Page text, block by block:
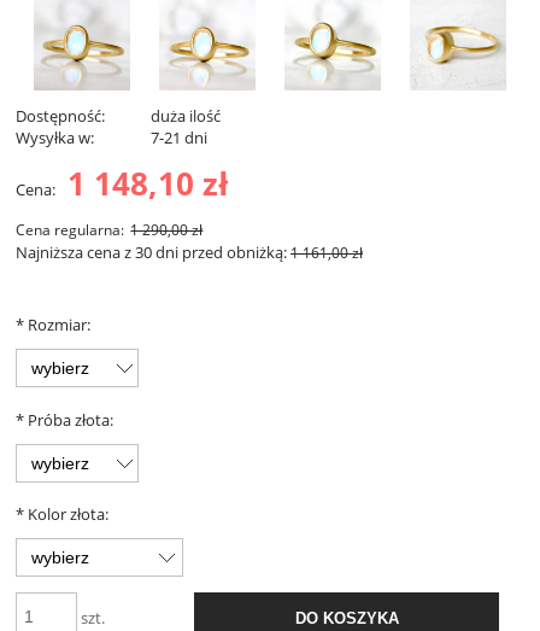
Dostępność:
duża ilość
Wysyłka w:
7-21 dni
Cena: 1 148,10 zł
Cena regularna: 1 290,00 zł
Najniższa cena z 30 dni przed obniżką:1 161,00 zł
* Rozmiar:
* Próba złota:
* Kolor złota:
szt. DO KOSZYKA